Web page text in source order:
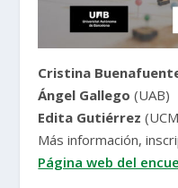
Cristina
Ángel Gallego (UAB)
Edita Gutiérrez
Más información,
Página web del